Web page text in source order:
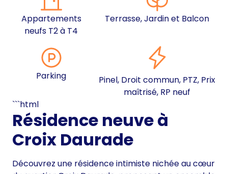
Appartements
neufs T2 à T4
Terrasse, Jardin et Balcon
Parking
Pinel, Droit commun, PTZ, Prix
maîtrisé, RP neuf
```html
Résidence neuve à
Croix Daurade
Découvrez une résidence intimiste nichée au cœur